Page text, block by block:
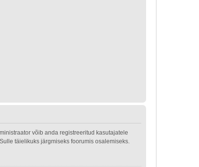
võib anda registreeritud kasutajatele
täielikuks järgmiseks foorumis osalemiseks.